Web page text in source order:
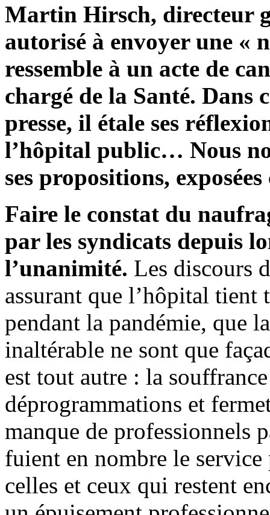
Martin Hirsch, directeur
autorisé à envoyer une «
ressemble à un acte de
chargé de la Santé. Dans
presse, il étale ses
l’hôpital public… Nous
ses propositions,
Faire le constat du
par les syndicats depuis
l’unanimité. Les discours
assurant que l’hôpital
pendant la pandémie, que
inaltérable ne sont que
est tout autre : la
déprogrammations et
manque de professionnels
fuient en nombre le
celles et ceux qui restent